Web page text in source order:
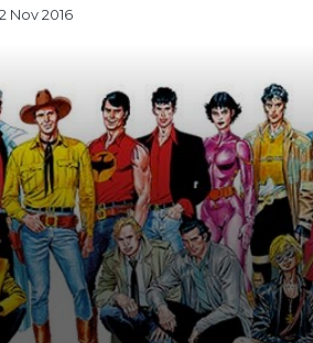
2 Nov 2016